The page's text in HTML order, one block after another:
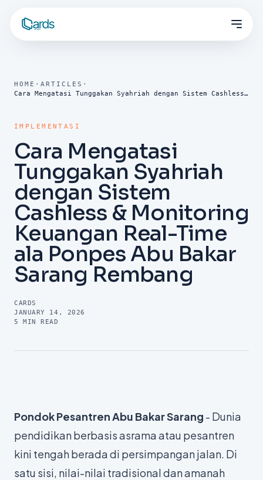
HOME · ARTICLES ·
Cara Mengatasi Tunggakan Syahriah dengan Sistem Cashless & Monitoring Keuangan Real-Time ala Ponpes Abu Bakar Sarang Rembang
IMPLEMENTASI
Cara Mengatasi
Tunggakan Syahriah
dengan Sistem
Cashless & Monitoring
Keuangan Real-Time
ala Ponpes Abu Bakar
Sarang Rembang
CARDS
JANUARY 14, 2026
5
MIN READ
Pondok Pesantren Abu Bakar Sarang - Dunia
pendidikan berbasis asrama atau pesantren
kini tengah berada di persimpangan jalan. Di
satu sisi, nilai-nilai tradisional dan amanah